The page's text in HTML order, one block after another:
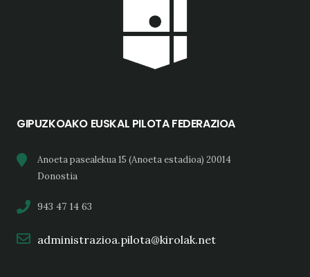
GIPUZKOAKO EUSKAL PILOTA FEDERAZIOA
Anoeta pasealekua 15 (Anoeta estadioa) 20014
Donostia
943 47 14 63
administrazioa.pilota@kirolak.net